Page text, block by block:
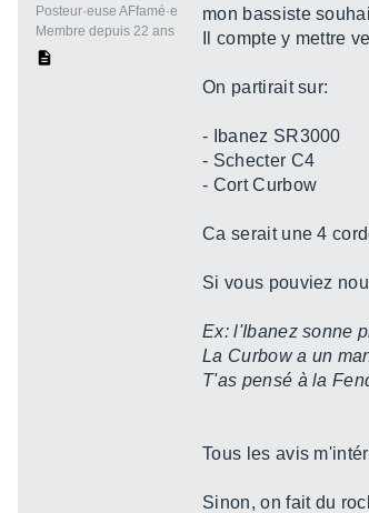
Posteur·euse AFfamé·e
Membre depuis 22 ans
mon bassiste
Il compte y mettre
On partirait sur:
- Ibanez SR3000
- Schecter C4
- Cort Curbow
Ca serait une 4
Si vous pouviez
Ex: l'Ibanez sonne
La Curbow a un
T'as pensé à la
Tous les avis
Sinon, on fait du